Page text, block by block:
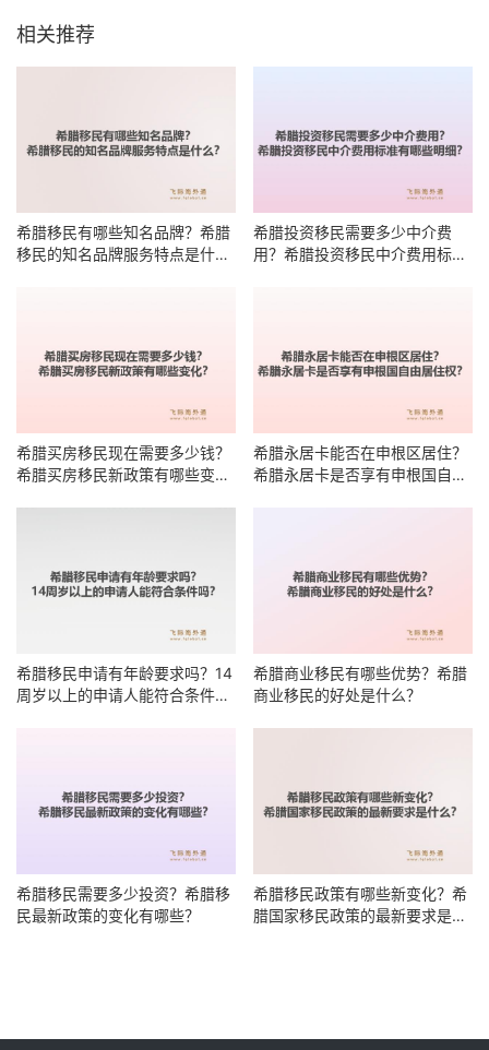
相关推荐
希腊移民有哪些知名品牌？希腊
移民的知名品牌服务特点是什
希腊投资移民需要多少中介费
用？希腊投资移民中介费用标准
希腊买房移民现在需要多少钱？
希腊买房移民新政策有哪些变
希腊永居卡能否在申根区居住？
希腊永居卡是否享有申根国自由
希腊移民申请有年龄要求吗？14
周岁以上的申请人能符合条件
希腊商业移民有哪些优势？希腊
商业移民的好处是什么？
希腊移民需要多少投资？希腊移
民最新政策的变化有哪些？
希腊移民政策有哪些新变化？希
腊国家移民政策的最新要求是什